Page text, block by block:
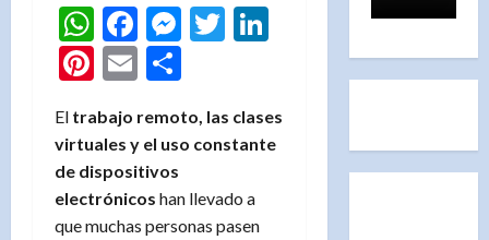
WhatsApp
Facebook
Messenger
TwitterLinkedIn
Pinterest
Email
El trabajo remoto, las clases
virtuales y el uso constante
de dispositivos
electrónicos han llevado a
que muchas personas pasen